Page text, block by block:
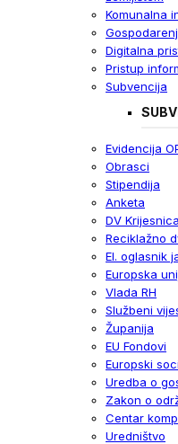
Komunalna
Digitalna
Pristup
Subvencija
Evidencija
Obrasci
Stipendija
Anketa
DV
Reciklažno
El. oglasnik
Europska
Vlada RH
Službeni
Županija
EU Fondovi
Europski
Uredba o
Zakon o
Centar
Uredništvo